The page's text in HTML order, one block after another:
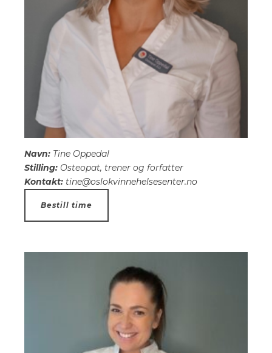
Navn: Tine Oppedal
Stilling: Osteopat, trener og forfatter
Kontakt: tine@oslokvinnehelsesenter.no
Bestill time